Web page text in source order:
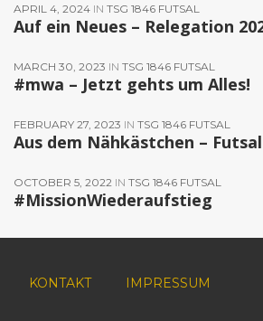
APRIL 4, 2024 IN TSG 1846 FUTSAL
Auf ein Neues – Relegation
MARCH 30, 2023 IN TSG 1846 FUTSAL
#mwa – Jetzt gehts um Alles!
FEBRUARY 27, 2023 IN TSG 1846 FUTSAL
Aus dem Nähkästchen –
OCTOBER 5, 2022 IN TSG 1846 FUTSAL
#MissionWiederaufstieg
KONTAKT IMPRESSUM